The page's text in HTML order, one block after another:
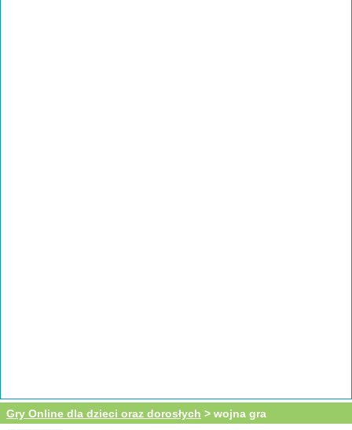
Gry Online dla dzieci oraz dorosłych > wojna gra